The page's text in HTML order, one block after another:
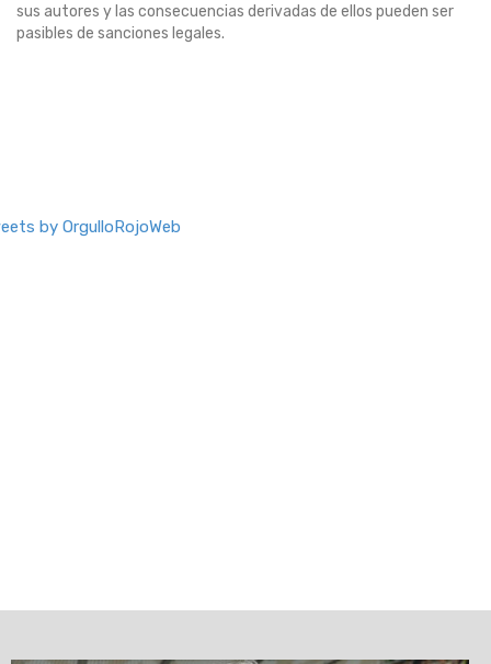
sus autores y las consecuencias derivadas de ellos pueden ser
pasibles de sanciones legales.
by OrgulloRojoWeb